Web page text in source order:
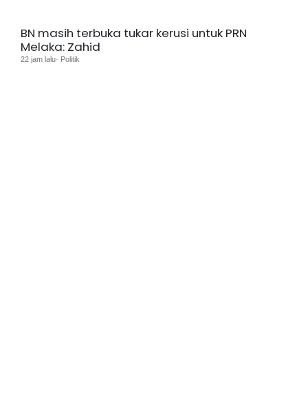
BN masih terbuka tukar kerusi untuk PRN
Melaka: Zahid
22 jam lalu· Politik